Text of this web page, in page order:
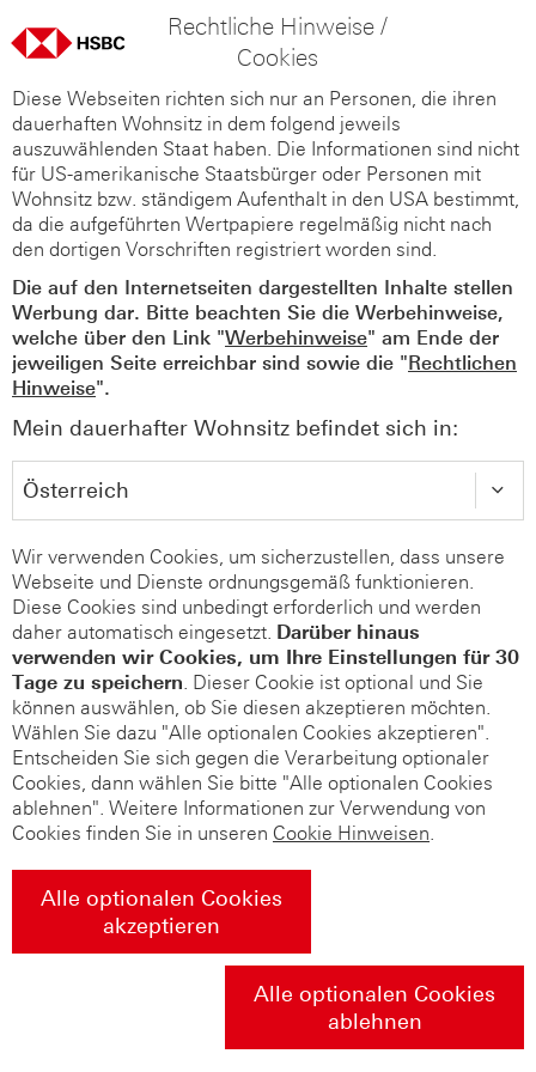
Rechtliche Hinweise /
Cookies
Diese Webseiten richten sich nur an Personen, die ihren
dauerhaften Wohnsitz in dem folgend jeweils
auszuwählenden Staat haben. Die Informationen sind nicht
für US-amerikanische Staatsbürger oder Personen mit
Wohnsitz bzw. ständigem Aufenthalt in den USA bestimmt,
da die aufgeführten Wertpapiere regelmäßig nicht nach
den dortigen Vorschriften registriert worden sind.
Die auf den Internetseiten dargestellten Inhalte stellen
Werbung dar. Bitte beachten Sie die Werbehinweise,
welche über den Link "Werbehinweise" am Ende der
jeweiligen Seite erreichbar sind sowie die "Rechtlichen
Hinweise".
Mein dauerhafter Wohnsitz befindet sich in:
Wir verwenden Cookies, um sicherzustellen, dass unsere
Webseite und Dienste ordnungsgemäß funktionieren.
Diese Cookies sind unbedingt erforderlich und werden
daher automatisch eingesetzt. Darüber hinaus
verwenden wir Cookies, um Ihre Einstellungen für 30
Tage zu speichern. Dieser Cookie ist optional und Sie
können auswählen, ob Sie diesen akzeptieren möchten.
Wählen Sie dazu "Alle optionalen Cookies akzeptieren".
Entscheiden Sie sich gegen die Verarbeitung optionaler
Cookies, dann wählen Sie bitte "Alle optionalen Cookies
ablehnen". Weitere Informationen zur Verwendung von
Cookies finden Sie in unseren Cookie Hinweisen.
Alle optionalen Cookies
akzeptieren
Alle optionalen Cookies
ablehnen